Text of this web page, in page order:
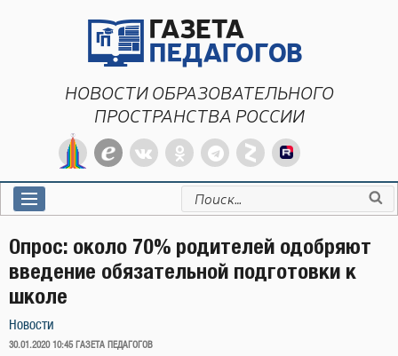
НОВОСТИ ОБРАЗОВАТЕЛЬНОГО
ПРОСТРАНСТВА РОССИИ
Искать:
Опрос: около 70% родителей одобряют
введение обязательной подготовки к
школе
Новости
ОПУБЛИКОВАНО
30.01.2020 10:45 ГАЗЕТА ПЕДАГОГОВ